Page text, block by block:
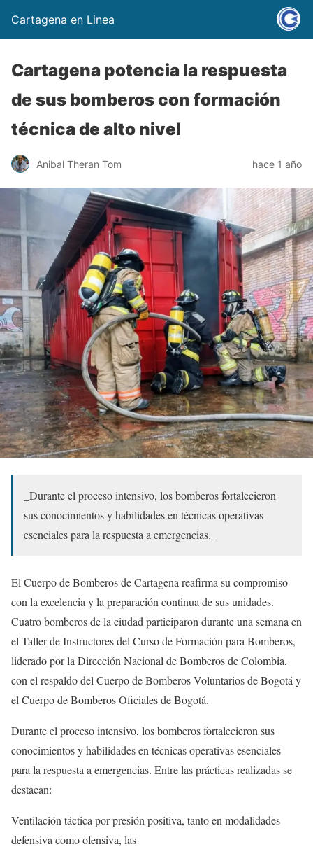
Cartagena en Linea
Cartagena potencia la respuesta
de sus bomberos con formación
técnica de alto nivel
Anibal Theran Tom hace 1 año
_Durante el proceso intensivo, los bomberos fortalecieron
sus conocimientos y habilidades en técnicas operativas
esenciales para la respuesta a emergencias._
El Cuerpo de Bomberos de Cartagena reafirma su compromiso
con la excelencia y la preparación continua de sus unidades.
Cuatro bomberos de la ciudad participaron durante una semana en
el Taller de Instructores del Curso de Formación para Bomberos,
liderado por la Dirección Nacional de Bomberos de Colombia,
con el respaldo del Cuerpo de Bomberos Voluntarios de Bogotá y
el Cuerpo de Bomberos Oficiales de Bogotá.
Durante el proceso intensivo, los bomberos fortalecieron sus
conocimientos y habilidades en técnicas operativas esenciales
para la respuesta a emergencias. Entre las prácticas realizadas se
destacan:
Ventilación táctica por presión positiva, tanto en modalidades
defensiva como ofensiva, las